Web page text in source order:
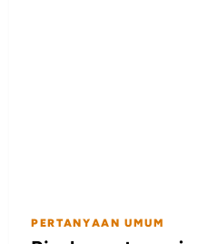
PERTANYAAN UMUM